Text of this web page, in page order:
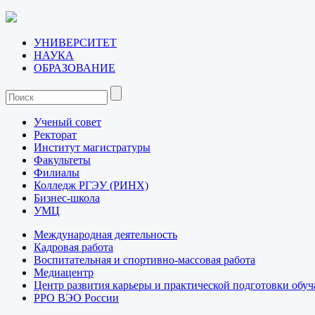
УНИВЕРСИТЕТ
НАУКА
ОБРАЗОВАНИЕ
Ученый совет
Ректорат
Институт магистратуры
Факультеты
Филиалы
Колледж РГЭУ (РИНХ)
Бизнес-школа
УМЦ
Международная деятельность
Кадровая работа
Воспитательная и спортивно-массовая работа
Медиацентр
Центр развития карьеры и практической подготовки
РРО ВЭО России